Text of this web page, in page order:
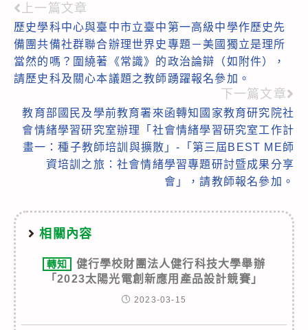
Read
more
articles
上一篇文章
歷史學科中心與臺中市立臺中第一高級中學作歷史先
備團共備社群聯合辦理世界史專題－美國獨立是理所
當然的嗎？圍繞著《常識》的政治論辯（如附件），
請歷史科及關心本議題之教師踴躍報名參加。
下一篇文章
教育部國民及學前教育署來函轉知國家教育研究院社
會情緒學習研究室辦理「社會情緒學習研究室工作計
畫一：種子教師培訓與擴散」-「第三屆BEST ME師
資培訓之旅：社會情緒學習專題研討暨成果分享
會」，請教師報名參加。
相關內容
轉知
健行學校財團法人健行科技大學舉辦
「2023太陽光電創新應用產品設計競賽」
2023-03-15